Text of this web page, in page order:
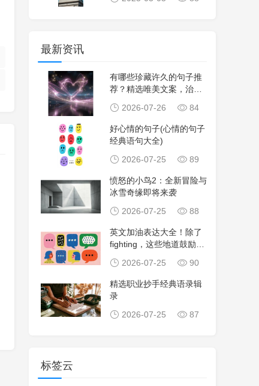
最新资讯
有哪些珍藏许久的句子推
荐？精选唯美文案，治愈
2026-07-26 84
好心情的句子(心情的句子
经典语句大全)
2026-07-25
89
愤怒的小鸟2：全新冒险与
冰雪奇缘即将来袭
2026-07-25
88
英文加油表达大全！除了
fighting，这些地道鼓励句
2026-07-25 90
精选职业抄手经典语录辑
录
2026-07-25
87
标签云